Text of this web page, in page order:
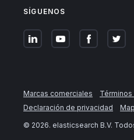
SÍGUENOS
Marcas comerciales
Términos
Declaración de privacidad
© 2026. elasticsearch B.V.